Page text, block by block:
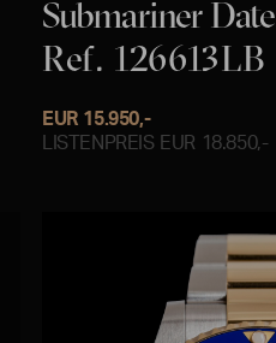
Submariner Date
Ref. 126613LB
EUR 15.950,-
LISTENPREIS EUR 18.850,-